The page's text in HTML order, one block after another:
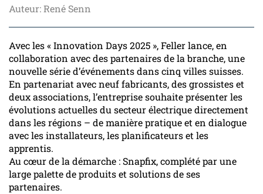
Auteur: René Senn
Avec les « Innovation Days 2025 », Feller lance, en
collaboration avec des partenaires de la branche, une
nouvelle série d’événements dans cinq villes suisses.
En partenariat avec neuf fabricants, des grossistes et
deux associations, l’entreprise souhaite présenter les
évolutions actuelles du secteur électrique directement
dans les régions – de manière pratique et en dialogue
avec les installateurs, les planificateurs et les
apprentis.
Au cœur de la démarche : Snapfix, complété par une
large palette de produits et solutions de ses
partenaires.